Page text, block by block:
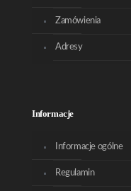
Zamówienia
Adresy
Informacje
Informacje ogólne
Regulamin